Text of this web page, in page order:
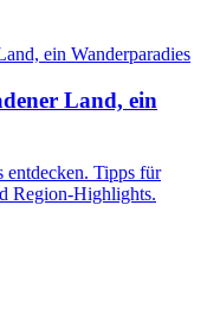
Land, ein
entdecken. Tipps für
Region-Highlights.